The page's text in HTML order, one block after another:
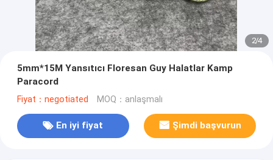
2/4
5mm*15M Yansıtıcı Floresan Guy Halatlar Kamp
Paracord
Fiyat：negotiated MOQ：anlaşmalı
En iyi fiyat Şimdi başvurun